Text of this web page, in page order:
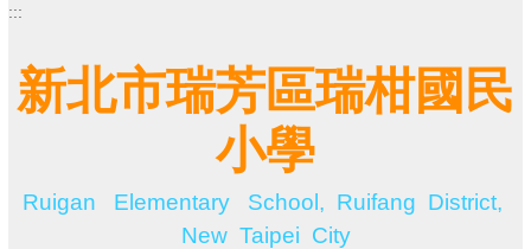
跳
主
要
內
:::
新北市瑞芳區瑞柑國民
小學
Ruigan Elementary School, Ruifang District,
New Taipei City